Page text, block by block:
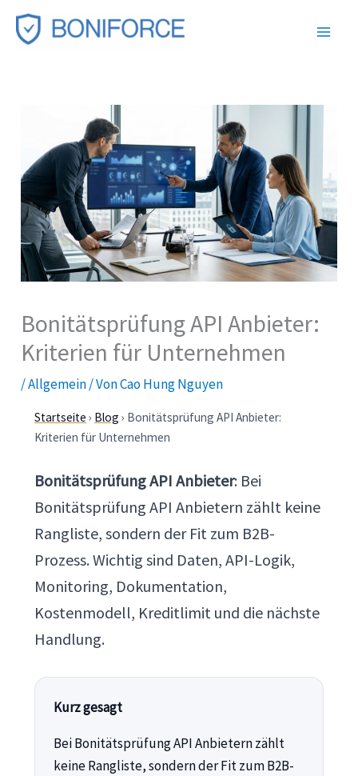
Zum
Inhalt
Bonitätsprüfung API Anbieter:
Kriterien für Unternehmen
/Allgemein/ VonCao Hung Nguyen
Startseite › Blog › Bonitätsprüfung API Anbieter:
Kriterien für Unternehmen
Bonitätsprüfung API Anbieter: Bei
Bonitätsprüfung API Anbietern zählt keine
Rangliste, sondern der Fit zum B2B-
Prozess. Wichtig sind Daten, API-Logik,
Monitoring, Dokumentation,
Kostenmodell, Kreditlimit und die nächste
Handlung.
Kurz gesagt
Bei Bonitätsprüfung API Anbietern zählt
keine Rangliste, sondern der Fit zum B2B-